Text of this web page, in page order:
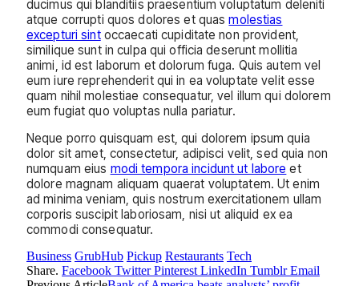
ducimus qui blanditiis praesentium voluptatum deleniti
atque corrupti quos dolores et quasmolestias
excepturi sintoccaecati cupiditate non provident,
similique sunt in culpa qui officia deserunt mollitia
animi, id est laborum et dolorum fuga. Quis autem vel
eum iure reprehenderit qui in ea voluptate velit esse
quam nihil molestiae consequatur, vel illum qui dolorem
eum fugiat quo voluptas nulla pariatur.
Neque porro quisquam est, qui dolorem ipsum quia
dolor sit amet, consectetur, adipisci velit, sed quia non
numquam eius modi tempora incidunt ut labore et
dolore magnam aliquam quaerat voluptatem. Ut enim
ad minima veniam, quis nostrum exercitationem ullam
corporis suscipit laboriosam, nisi ut aliquid ex ea
commodi consequatur.
Business GrubHub Pickup Restaurants Tech
Share. Facebook Twitter Pinterest LinkedIn Tumblr Email